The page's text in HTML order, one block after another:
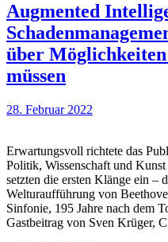
Augmented
über
müssen
28. Februar 2022
Erwartungsvoll richtete das
Politik, Wissenschaft und
setzten die ersten Klänge ein –
Welturaufführung von
Sinfonie, 195 Jahre nach dem
Gastbeitrag von Sven Krüger,